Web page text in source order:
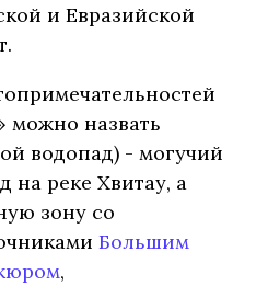
и Евразийской
можно назвать
водопад) - могучий
на реке Хвитау, а
зону со
Большим
,